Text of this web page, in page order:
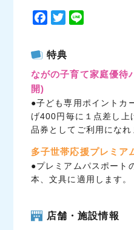
F
e
b
o
k
T
t
t
r
特典
ながの子育て家庭優待
開)
●子ども専用ポイントカ
げ400円毎に１点差し上
品券としてご利用になれ
多子世帯応援プレミア
●プレミアムパスポー
本、文具に適用します。
店舗・施設情報